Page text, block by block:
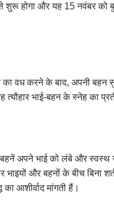
शुरू होगा और यह 15 नवंबर को
का वध करने के बाद, अपनी
भाई-बहन के स्नेह का
बहनें अपने भाई को लंबे और
और बहनों के बीच बिना
आशीर्वाद मांगती हैं।